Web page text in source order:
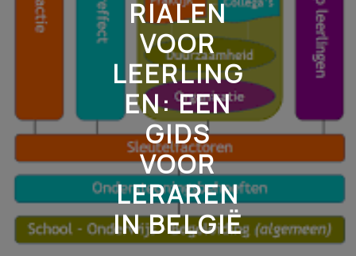
RIALEN
VOOR
LEERLING
EN: EEN
GIDS
VOOR
LERAREN
IN BELGIË